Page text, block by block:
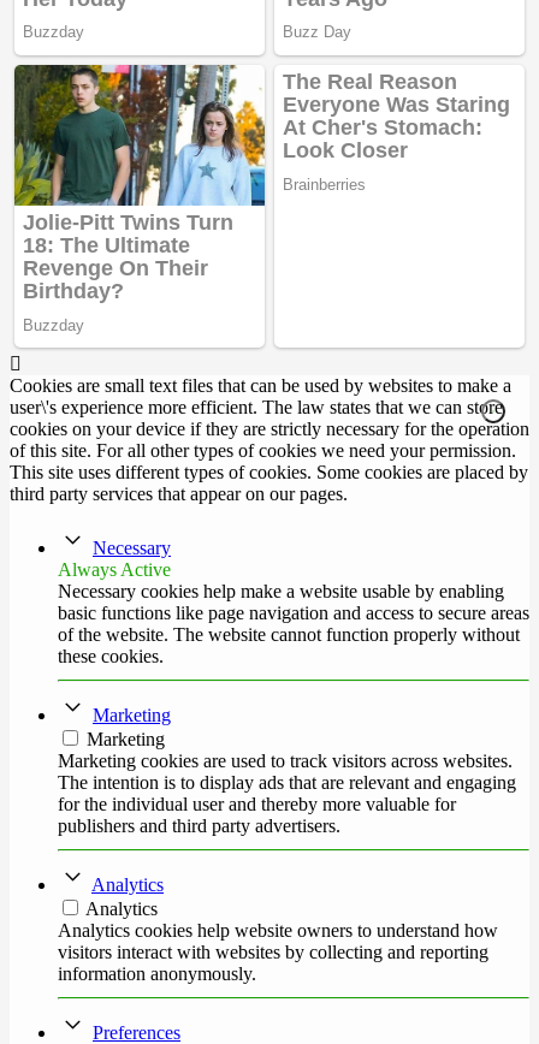
Cookies are small text files that can be used by websites to make a
user\'s experience more efficient. The law states that we can store
cookies on your device if they are strictly necessary for the operation
of this site. For all other types of cookies we need your permission.
This site uses different types of cookies. Some cookies are placed by
third party services that appear on our pages.
Necessary
Always Active
Necessary cookies help make a website usable by enabling
basic functions like page navigation and access to secure areas
of the website. The website cannot function properly without
these cookies.
Marketing
Marketing
Marketing cookies are used to track visitors across websites.
The intention is to display ads that are relevant and engaging
for the individual user and thereby more valuable for
publishers and third party advertisers.
Analytics
Analytics
Analytics cookies help website owners to understand how
visitors interact with websites by collecting and reporting
information anonymously.
Preferences